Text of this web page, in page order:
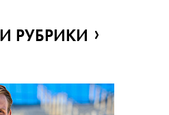
РУБРИКИ